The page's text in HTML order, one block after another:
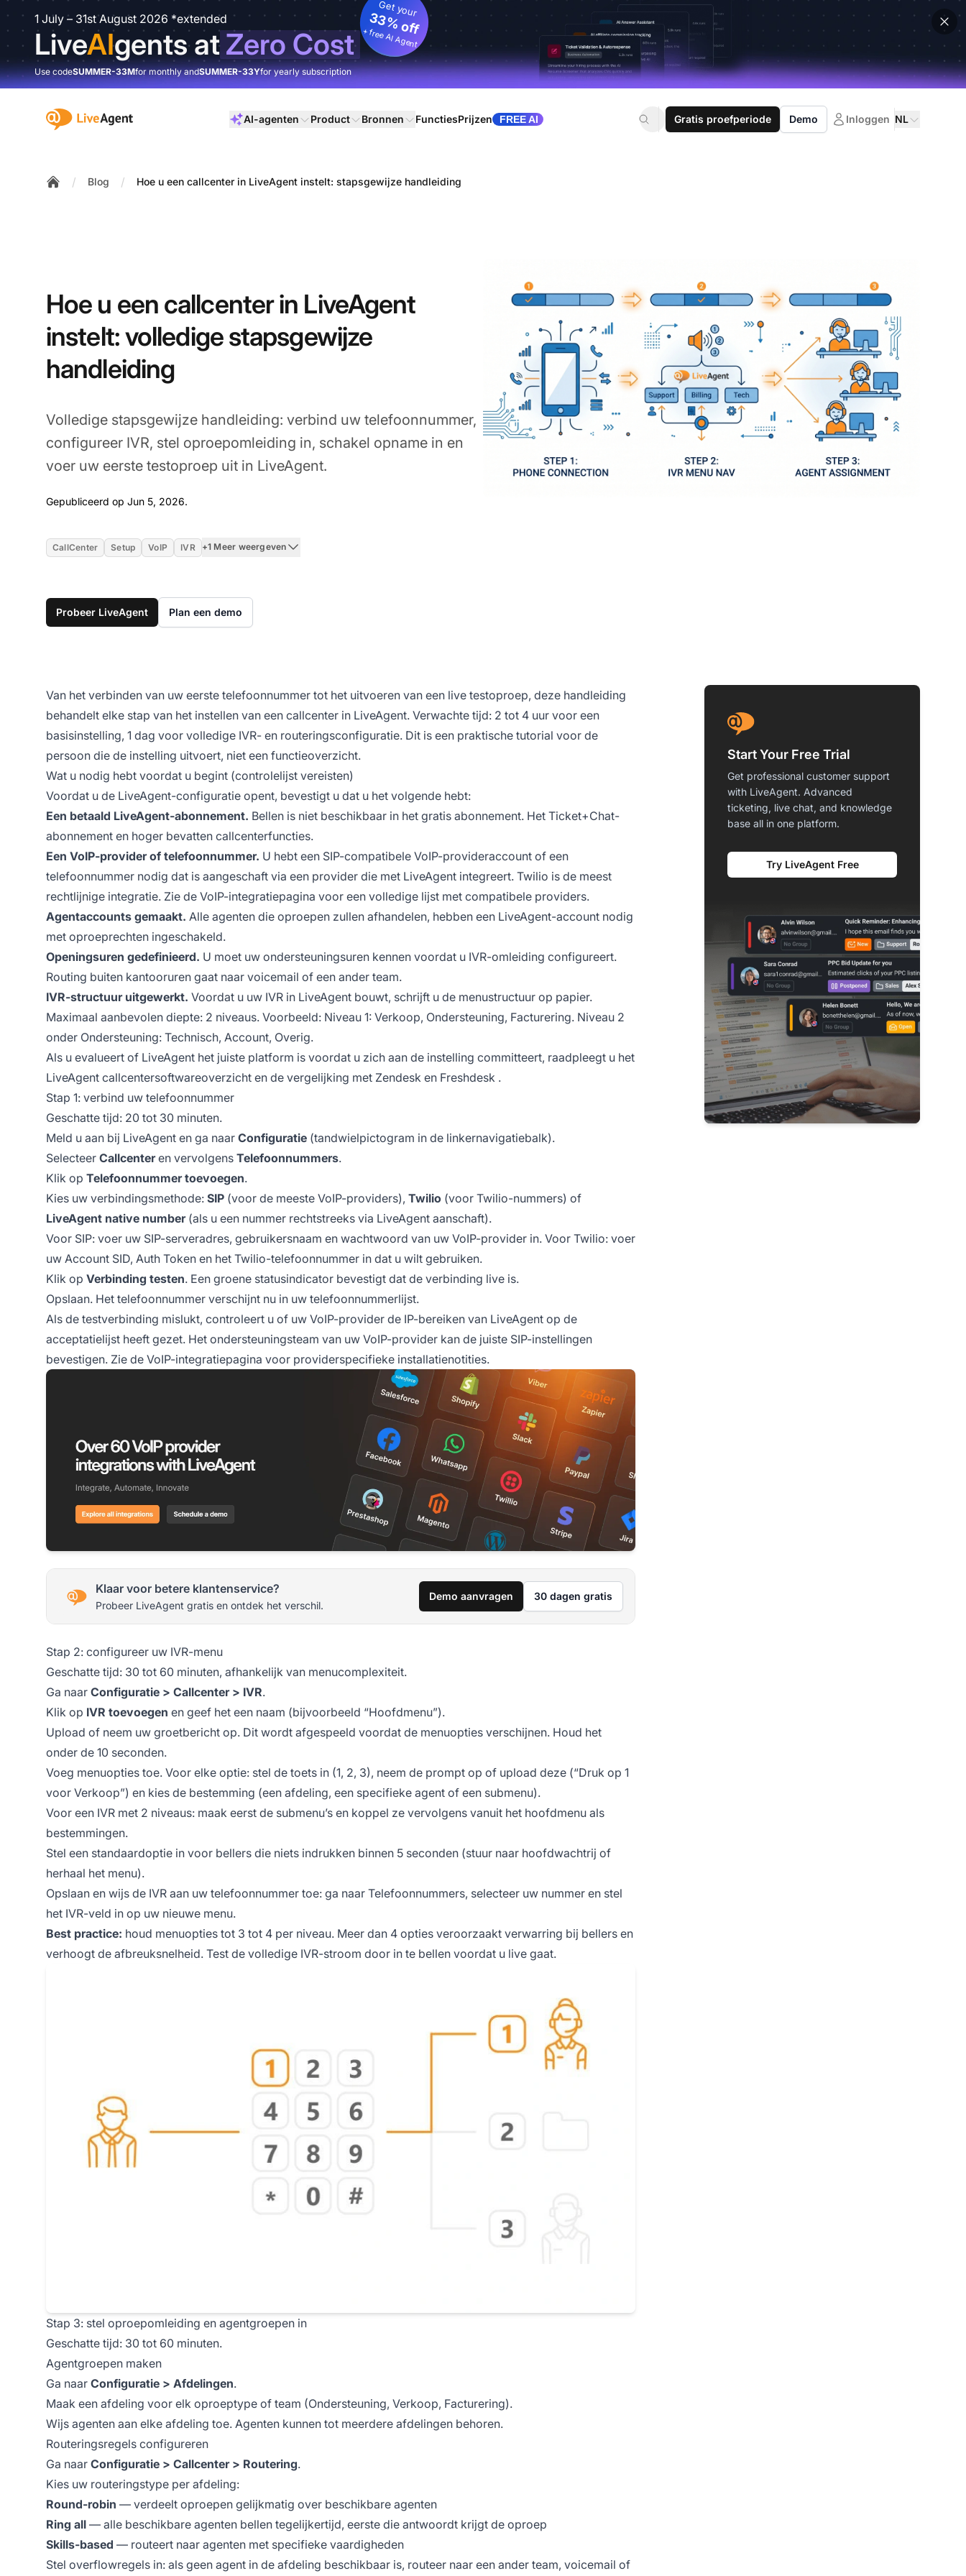
1 July – 31st August 2026 *extended
LiveAIgents atZero Cost
Get your
33% off
+ free AI Agent
Use codeSUMMER-33Mfor monthly andSUMMER-33Yfor yearly subscription
:site.title AI-agenten Product Bronnen FunctiesPrijzen FREE AI Gratis proefperiode Demo Inloggen NL
/ Blog / Hoe u een callcenter in LiveAgent instelt: stapsgewijze handleiding
Hoe u een callcenter in LiveAgent
instelt: volledige stapsgewijze
handleiding
Volledige stapsgewijze handleiding: verbind uw telefoonnummer,
configureer IVR, stel oproepomleiding in, schakel opname in en
voer uw eerste testoproep uit in LiveAgent.
Gepubliceerd op Jun 5, 2026.
CallCenter Setup VoIP IVR +1 Meer weergeven
Probeer LiveAgent Plan een demo
Van het verbinden van uw eerste telefoonnummer tot het uitvoeren van een live testoproep, deze handleiding
behandelt elke stap van het instellen van een callcenter in LiveAgent. Verwachte tijd: 2 tot 4 uur voor een
basisinstelling, 1 dag voor volledige IVR- en routeringsconfiguratie. Dit is een praktische tutorial voor de
persoon die de instelling uitvoert, niet een functieoverzicht.
Wat u nodig hebt voordat u begint (controlelijst vereisten)
Voordat u de LiveAgent-configuratie opent, bevestigt u dat u het volgende hebt:
Een betaald LiveAgent-abonnement. Bellen is niet beschikbaar in het gratis abonnement. Het Ticket+Chat-
abonnement en hoger bevatten callcenterfuncties.
Een VoIP-provider of telefoonnummer. U hebt een SIP-compatibele VoIP-provideraccount of een
telefoonnummer nodig dat is aangeschaft via een provider die met LiveAgent integreert. Twilio is de meest
rechtlijnige integratie. Zie de VoIP-integratiepagina voor een volledige lijst met compatibele providers.
Agentaccounts gemaakt. Alle agenten die oproepen zullen afhandelen, hebben een LiveAgent-account nodig
met oproeprechten ingeschakeld.
Openingsuren gedefinieerd. U moet uw ondersteuningsuren kennen voordat u IVR-omleiding configureert.
Routing buiten kantooruren gaat naar voicemail of een ander team.
IVR-structuur uitgewerkt. Voordat u uw IVR in LiveAgent bouwt, schrijft u de menustructuur op papier.
Maximaal aanbevolen diepte: 2 niveaus. Voorbeeld: Niveau 1: Verkoop, Ondersteuning, Facturering. Niveau 2
onder Ondersteuning: Technisch, Account, Overig.
Als u evalueert of LiveAgent het juiste platform is voordat u zich aan de instelling committeert, raadpleegt u het
LiveAgent callcentersoftwareoverzicht en de vergelijking met Zendesk en Freshdesk .
Stap 1: verbind uw telefoonnummer
Geschatte tijd: 20 tot 30 minuten.
Meld u aan bij LiveAgent en ga naar Configuratie (tandwielpictogram in de linkernavigatiebalk).
Selecteer Callcenteren vervolgens Telefoonnummers.
Klik op Telefoonnummer toevoegen.
Kies uw verbindingsmethode: SIP (voor de meeste VoIP-providers), Twilio (voor Twilio-nummers) of
LiveAgent native number(als u een nummer rechtstreeks via LiveAgent aanschaft).
Voor SIP: voer uw SIP-serveradres, gebruikersnaam en wachtwoord van uw VoIP-provider in. Voor Twilio: voer
uw Account SID, Auth Token en het Twilio-telefoonnummer in dat u wilt gebruiken.
Klik op Verbinding testen. Een groene statusindicator bevestigt dat de verbinding live is.
Opslaan. Het telefoonnummer verschijnt nu in uw telefoonnummerlijst.
Als de testverbinding mislukt, controleert u of uw VoIP-provider de IP-bereiken van LiveAgent op de
acceptatielijst heeft gezet. Het ondersteuningsteam van uw VoIP-provider kan de juiste SIP-instellingen
bevestigen. Zie de VoIP-integratiepagina voor providerspecifieke installatienotities.
Klaar voor betere klantenservice?
Probeer LiveAgent gratis en ontdek het verschil.
Demo aanvragen 30 dagen gratis
Stap 2: configureer uw IVR-menu
Geschatte tijd: 30 tot 60 minuten, afhankelijk van menucomplexiteit.
Ga naar Configuratie > Callcenter > IVR.
Klik op IVR toevoegen en geef het een naam (bijvoorbeeld “Hoofdmenu”).
Upload of neem uw groetbericht op. Dit wordt afgespeeld voordat de menuopties verschijnen. Houd het
onder de 10 seconden.
Voeg menuopties toe. Voor elke optie: stel de toets in (1, 2, 3), neem de prompt op of upload deze (“Druk op 1
voor Verkoop”) en kies de bestemming (een afdeling, een specifieke agent of een submenu).
Voor een IVR met 2 niveaus: maak eerst de submenu’s en koppel ze vervolgens vanuit het hoofdmenu als
bestemmingen.
Stel een standaardoptie in voor bellers die niets indrukken binnen 5 seconden (stuur naar hoofdwachtrij of
herhaal het menu).
Opslaan en wijs de IVR aan uw telefoonnummer toe: ga naar Telefoonnummers, selecteer uw nummer en stel
het IVR-veld in op uw nieuwe menu.
Best practice: houd menuopties tot 3 tot 4 per niveau. Meer dan 4 opties veroorzaakt verwarring bij bellers en
verhoogt de afbreuksnelheid. Test de volledige IVR-stroom door in te bellen voordat u live gaat.
Stap 3: stel oproepomleiding en agentgroepen in
Geschatte tijd: 30 tot 60 minuten.
Agentgroepen maken
Ga naar Configuratie > Afdelingen.
Maak een afdeling voor elk oproeptype of team (Ondersteuning, Verkoop, Facturering).
Wijs agenten aan elke afdeling toe. Agenten kunnen tot meerdere afdelingen behoren.
Routeringsregels configureren
Ga naar Configuratie > Callcenter > Routering.
Kies uw routeringstype per afdeling:
Round-robin — verdeelt oproepen gelijkmatig over beschikbare agenten
Ring all — alle beschikbare agenten bellen tegelijkertijd, eerste die antwoordt krijgt de oproep
Skills-based — routeert naar agenten met specifieke vaardigheden
Stel overflowregels in: als geen agent in de afdeling beschikbaar is, routeer naar een ander team, voicemail of
Start Your Free Trial
Get professional customer support
with LiveAgent. Advanced
ticketing, live chat, and knowledge
base all in one platform.
Try LiveAgent Free